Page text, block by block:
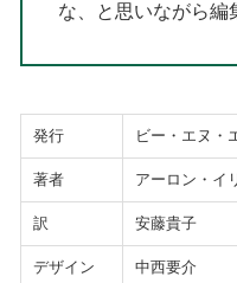
な、と思いながら編
発行 ビー・エヌ・
著者 アーロン・イ
訳 安藤貴子
デザイン 中西要介